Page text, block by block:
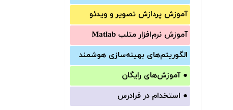
آموزش‌ پردازش تصویر و ویدئو
آموزش‌ نرم‌افزار متلب Matlab
الگوریتم‌های بهینه‌سازی هوشمند
● آموزش‌های رایگان
● استخدام در فرادرس